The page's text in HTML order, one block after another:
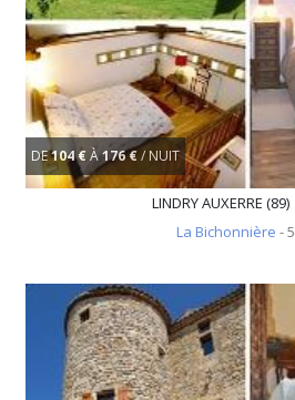
DE104 €À176 €/ NUIT
LINDRY AUXERRE (89)
La Bichonnière - 5